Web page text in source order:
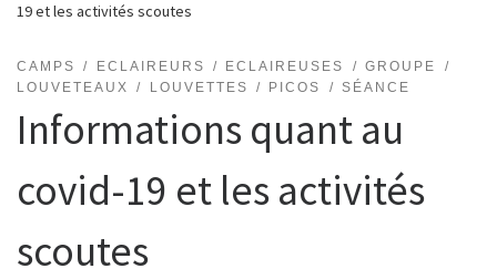
19 et les activités scoutes
CAMPS ECLAIREURS ECLAIREUSES
GROUPE
LOUVETEAUX
LOUVETTES PICOS SÉANCE
Informations quant au
covid-19 et les activités
scoutes